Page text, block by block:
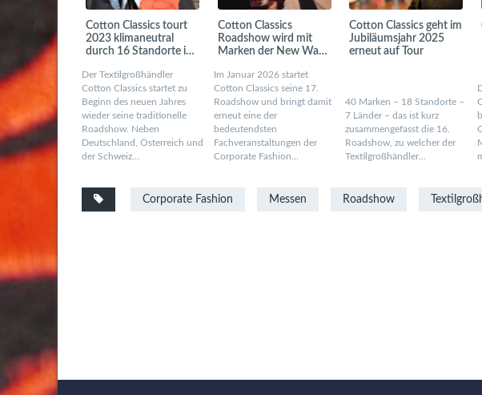
Cotton Classics tourt
2023 klimaneutral
durch 16 Standorte in
Der Textilgroßhändler
Cotton Classics startet zu
Beginn des neuen Jahres
wieder seine traditionelle
Roadshow. Neben
Deutschland, Österreich und
der Schweiz…
Cotton Classics
Roadshow wird mit
Marken der New Wave
Im Januar 2026 startet
Cotton Classics seine 17.
Roadshow und bringt damit
erneut eine der
bedeutendsten
Fachveranstaltungen der
Corporate Fashion…
Cotton Classics geht im
Jubiläumsjahr 2025
erneut auf Tour
40 Marken – 18 Standorte –
7 Länder – das ist kurz
zusammengefasst die 16.
Roadshow, zu welcher der
Textilgroßhändler…
Corporate Fashion Messen Roadshow